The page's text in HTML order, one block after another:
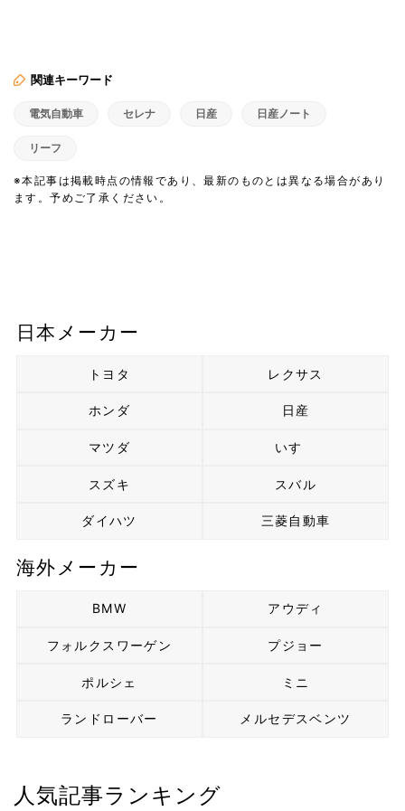
関連キーワード
電気自動車 セレナ 日産 日産ノート
リーフ
※本記事は掲載時点の情報であり、最新のものとは異なる場合があり
ます。予めご了承ください。
日本メーカー
トヨタ レクサス
ホンダ 日産
マツダ いすゞ
スズキ スバル
ダイハツ 三菱自動車
海外メーカー
BMW アウディ
フォルクスワーゲン プジョー
ポルシェ ミニ
ランドローバー メルセデスベンツ
人気記事ランキング